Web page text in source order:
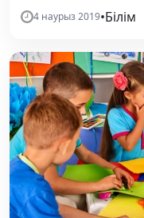
4 наурыз 2019•Білім